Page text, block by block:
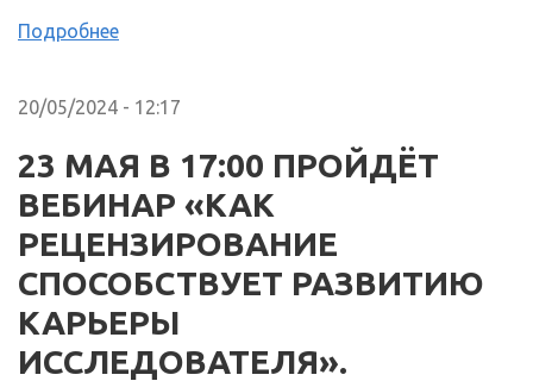
Подробнее
20/05/2024 - 12:17
23 МАЯ В 17:00 ПРОЙДЁТ
ВЕБИНАР «КАК
РЕЦЕНЗИРОВАНИЕ
СПОСОБСТВУЕТ РАЗВИТИЮ
КАРЬЕРЫ
ИССЛЕДОВАТЕЛЯ».